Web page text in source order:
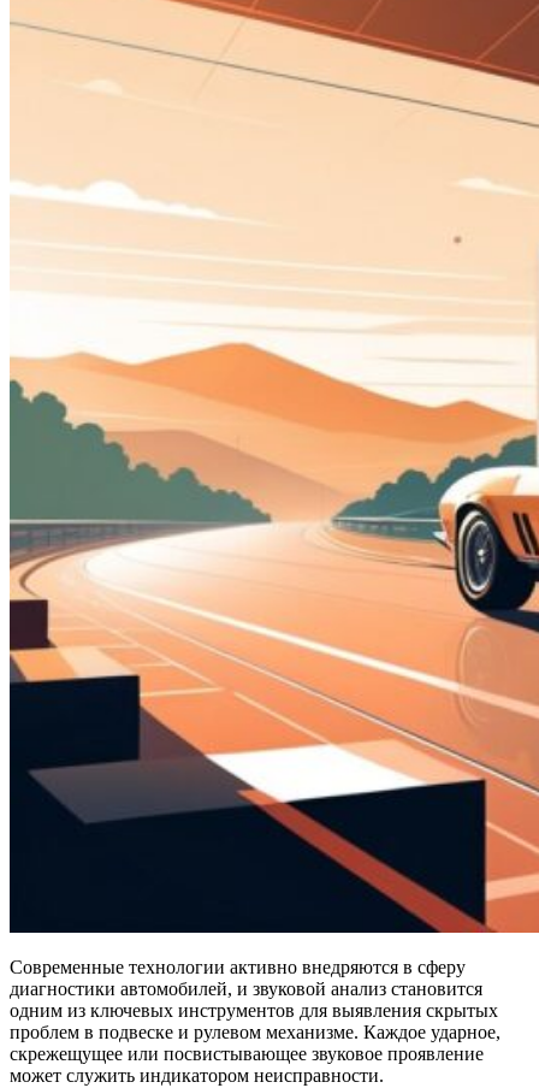
Современные технологии активно внедряются в сферу
диагностики автомобилей, и звуковой анализ становится
одним из ключевых инструментов для выявления скрытых
проблем в подвеске и рулевом механизме. Каждое ударное,
скрежещущее или посвистывающее звуковое проявление
может служить индикатором неисправности.